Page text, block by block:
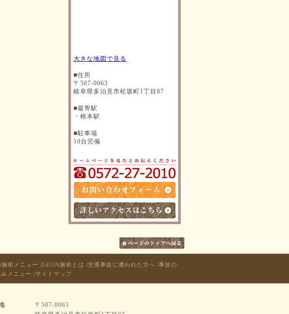
大きな地図で見る
■住所
〒507-0063
岐阜県多治見市松坂町1丁目87
■最寄駅
・根本駅
■駐車場
10台完備
術メニュー |GEON施術とは |交通事故に遭われた方へ |事故の
メニュー |サイトマップ
〒507-0063